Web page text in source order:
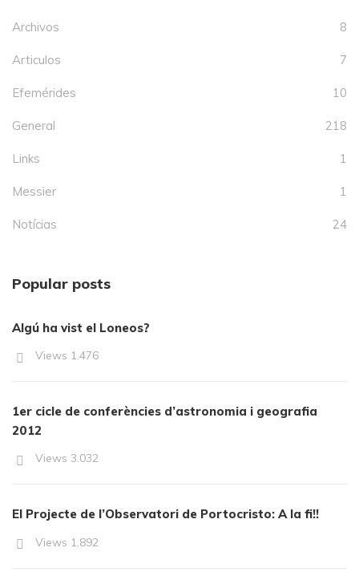
Archivos 8
Articulos 7
Efemérides 10
General 218
Links 1
Messier 1
Notícias 24
Popular posts
Algú ha vist el Loneos?
Views 1.476
1er cicle de conferències d’astronomia i geografia
2012
Views 3.032
El Projecte de l’Observatori de Portocristo: A la fi!!
Views 1.892